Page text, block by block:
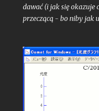
dawać (i jak się okazuje
przeczącą - bo niby jak
postanowiłem opisać
na blogu, albowiem
obserwacyjne, do
zwłaszcza tych z Was,